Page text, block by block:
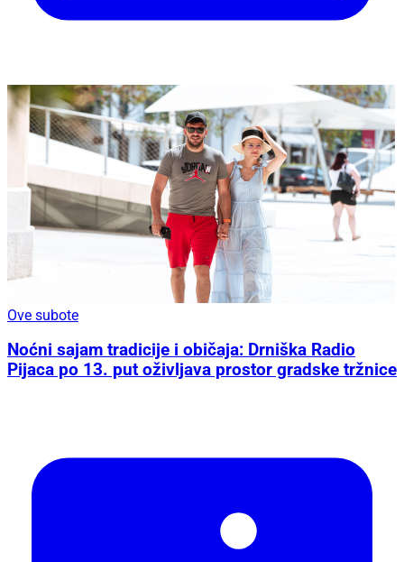
Ove subote
Noćni sajam tradicije i običaja: Drniška Radio
Pijaca po 13. put oživljava prostor gradske tržnice